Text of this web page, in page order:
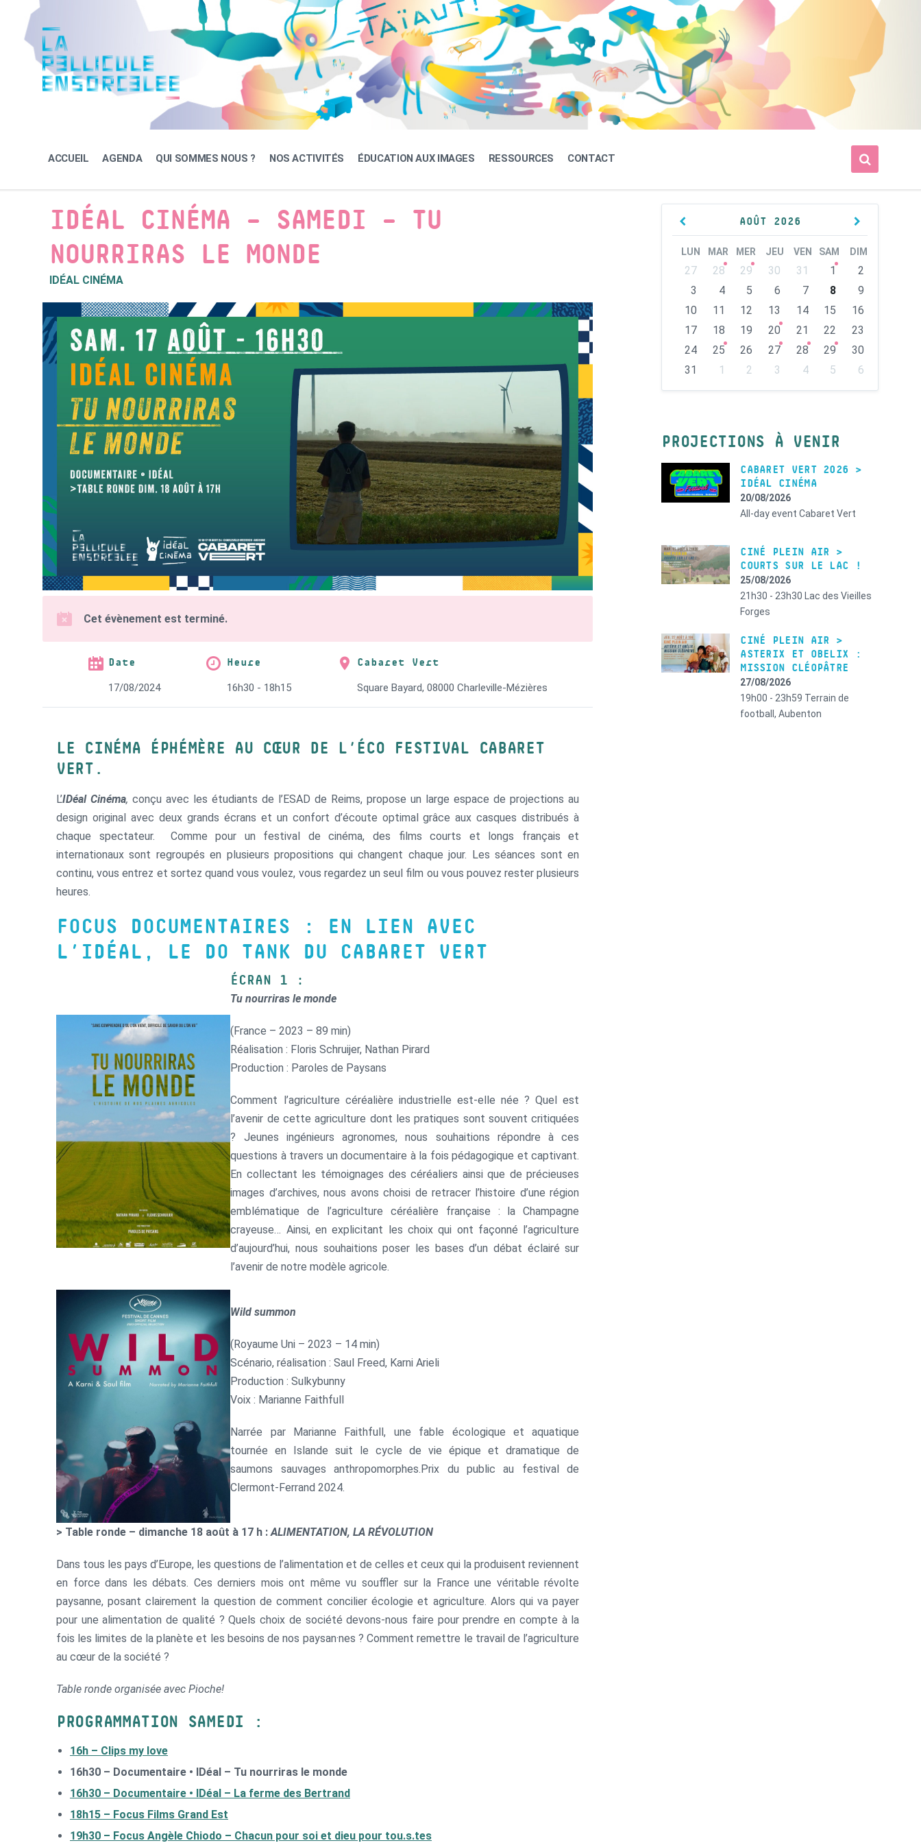
content
navigation
footer
ACCUEIL AGENDA QUI SOMMES NOUS ? NOS ACTIVITÉS ÉDUCATION AUX IMAGES RESSOURCES CONTACT
IDÉAL CINÉMA – SAMEDI – TU
NOURRIRAS LE MONDE
IDÉAL CINÉMA
Cet évènement est terminé.
Date
17/08/2024
Heure
16h30 - 18h15
Cabaret Vert
Square Bayard, 08000 Charleville-Mézières
LE CINÉMA ÉPHÉMÈRE AU CŒUR DE L’ÉCO FESTIVAL CABARET
VERT.
L’IDéal Cinéma,conçu avec les étudiants de l’ESAD de Reims, propose un large espace de projections au
design original avec deux grands écrans et un confort d’écoute optimal grâce aux casques distribués à
chaque spectateur. Comme pour un festival de cinéma, des films courts et longs français et
internationaux sont regroupés en plusieurs propositions qui changent chaque jour. Les séances sont en
continu, vous entrez et sortez quand vous voulez, vous regardez un seul film ou vous pouvez rester plusieurs
heures.
FOCUS DOCUMENTAIRES : EN LIEN AVEC
L’IDÉAL, LE DO TANK DU CABARET VERT
ÉCRAN 1 :
Tu nourriras le monde
(France – 2023 – 89 min)
Réalisation : Floris Schruijer, Nathan Pirard
Production : Paroles de Paysans
Comment l’agriculture céréalière industrielle est-elle née ? Quel est
l’avenir de cette agriculture dont les pratiques sont souvent critiquées
? Jeunes ingénieurs agronomes, nous souhaitions répondre à ces
questions à travers un documentaire à la fois pédagogique et captivant.
En collectant les témoignages des céréaliers ainsi que de précieuses
images d’archives, nous avons choisi de retracer l’histoire d’une région
emblématique de l’agriculture céréalière française : la Champagne
crayeuse… Ainsi, en explicitant les choix qui ont façonné l’agriculture
d’aujourd’hui, nous souhaitions poser les bases d’un débat éclairé sur
l’avenir de notre modèle agricole.
Wild summon
(Royaume Uni – 2023 – 14 min)
Scénario, réalisation : Saul Freed, Karni Arieli
Production : Sulkybunny
Voix : Marianne Faithfull
Narrée par Marianne Faithfull, une fable écologique et aquatique
tournée en Islande suit le cycle de vie épique et dramatique de
saumons sauvages anthropomorphes.Prix du public au festival de
Clermont-Ferrand 2024.
> Table ronde – dimanche 18 août à 17 h : ALIMENTATION, LA RÉVOLUTION
Dans tous les pays d’Europe, les questions de l’alimentation et de celles et ceux qui la produisent reviennent
en force dans les débats. Ces derniers mois ont même vu souffler sur la France une véritable révolte
paysanne, posant clairement la question de comment concilier écologie et agriculture. Alors qui va payer
pour une alimentation de qualité ? Quels choix de société devons-nous faire pour prendre en compte à la
fois les limites de la planète et les besoins de nos paysan·nes ? Comment remettre le travail de l’agriculture
au cœur de la société ?
Table ronde organisée avec Pioche!
PROGRAMMATION SAMEDI :
16h – Clips my love
16h30 – Documentaire • IDéal – Tu nourriras le monde
16h30 – Documentaire • IDéal – La ferme des Bertrand
18h15 – Focus Films Grand Est
19h30 – Focus Angèle Chiodo – Chacun pour soi et dieu pour tou.s.tes
AOÛT 2026
Previous
Next
LUN MAR MER JEU VEN SAM DIM
Skip
calendar
days
27 28 29 30 31 1
2
3
4 5 6 7 8
9
10
11 12 13 14 15
16
17
18 19 20 21 22
23
24
25 26 27 28 29
30
31
1 2 3 4 5
6
PROJECTIONS À VENIR
CABARET VERT 2026 >
IDÉAL CINÉMA
20/08/2026
All-day eventCabaret Vert
CINÉ PLEIN AIR >
COURTS SUR LE LAC !
25/08/2026
21h30 - 23h30 Lac des Vieilles
Forges
CINÉ PLEIN AIR >
ASTERIX ET OBELIX :
MISSION CLÉOPÂTRE
27/08/2026
19h00 - 23h59 Terrain de
football, Aubenton